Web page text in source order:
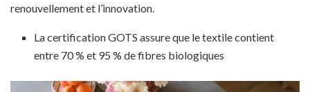
renouvellement et l’innovation.
La certification GOTS assure que le textile contient
entre 70 % et 95 % de fibres biologiques